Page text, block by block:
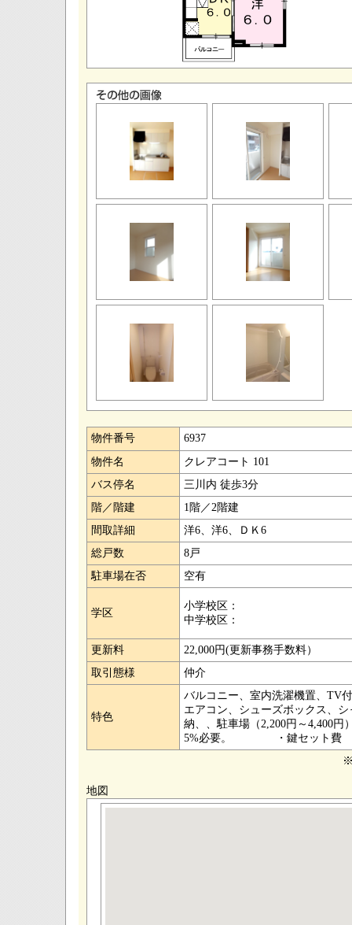
物件番号
6937
物件名
クレアコート 101
バス停名
三川内 徒歩3分
階／階建
1階／2階建
間取詳細
洋6、洋6、ＤＫ6
総戸数
8戸
駐車場在否
空有
学区
小学校区：
中学校区：
更新料
22,000円(更新事務手数料）
取引態様
仲介
特色
バルコニー、室内洗濯機置、TV
エアコン、シューズボックス、
納、、駐車場（2,200円～
5%必要。 ・鍵セット費
地図